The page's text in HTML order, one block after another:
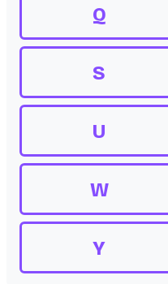
Q
S
U
W
Y